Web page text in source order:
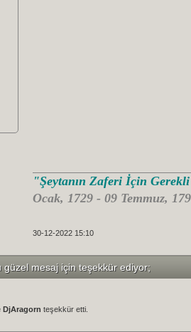
"Şeytanın Zaferi İçin
Ocak, 1729 - 09 Temmuz,
30-12-2022 15:10
güzel mesaj için teşekkür ediyor;
DjAragorn teşekkür etti.